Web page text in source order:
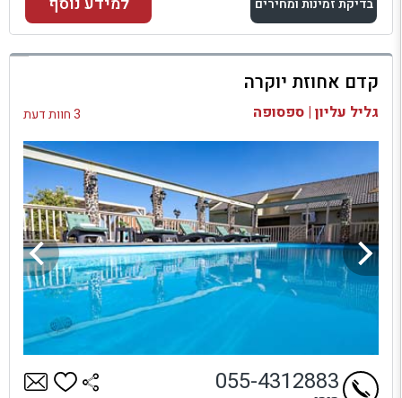
בדיקת זמינות ומחירים
למתחם זה
בדיקת זמינות ומחירים
קדם אחוזת יוקרה
גליל עליון | ספסופה 3 חוות דעת
055-4312883